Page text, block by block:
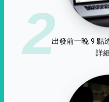
2出發前一晚 9 點
詳